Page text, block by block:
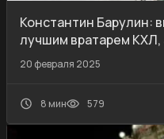
Константин Барулин:
лучшим вратарем КХЛ,
20 февраля 2025
8 мин 579